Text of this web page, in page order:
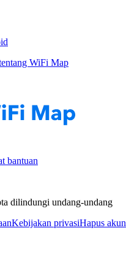
WiFi Map
bantuan
dilindungi undang-undang
Kebijakan privasiHapus akun